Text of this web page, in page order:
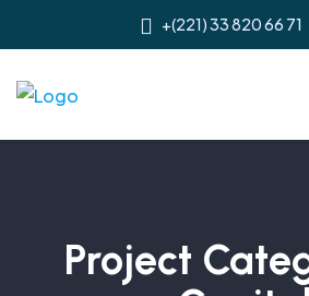
+(221) 33 820 66 71
Project